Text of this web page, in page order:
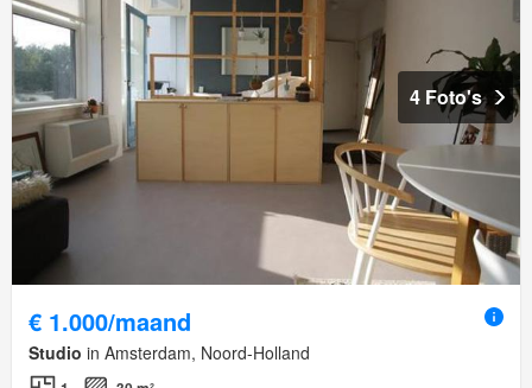
4 Foto's
€ 1.000/maand
Studio in Amsterdam, Noord-Holland